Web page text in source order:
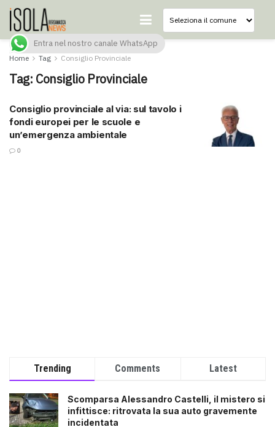
Home Tag Consiglio Provinciale
Tag: Consiglio Provinciale
Consiglio provinciale al via: sul tavolo i
fondi europei per le scuole e
un’emergenza ambientale
0
Trending Comments Latest
Scomparsa Alessandro Castelli, il mistero si
infittisce: ritrovata la sua auto gravemente
incidentata
Entra nel nostro canale WhatsApp